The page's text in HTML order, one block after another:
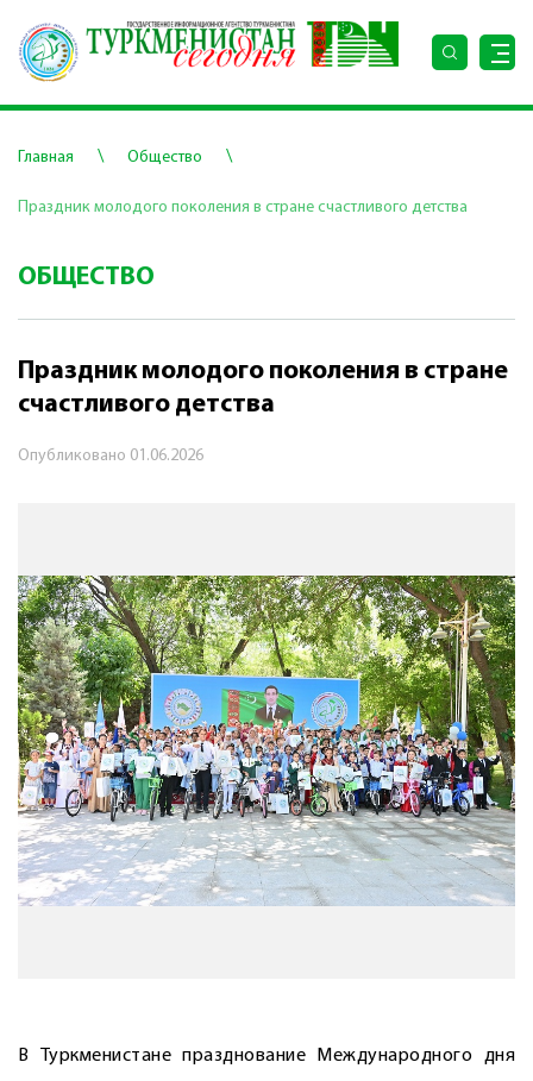
Главная \ Общество \
Праздник молодого поколения в стране счастливого детства
ОБЩЕСТВО
Праздник молодого поколения в стране
счастливого детства
Опубликовано 01.06.2026
В Туркменистане празднование Международного дня